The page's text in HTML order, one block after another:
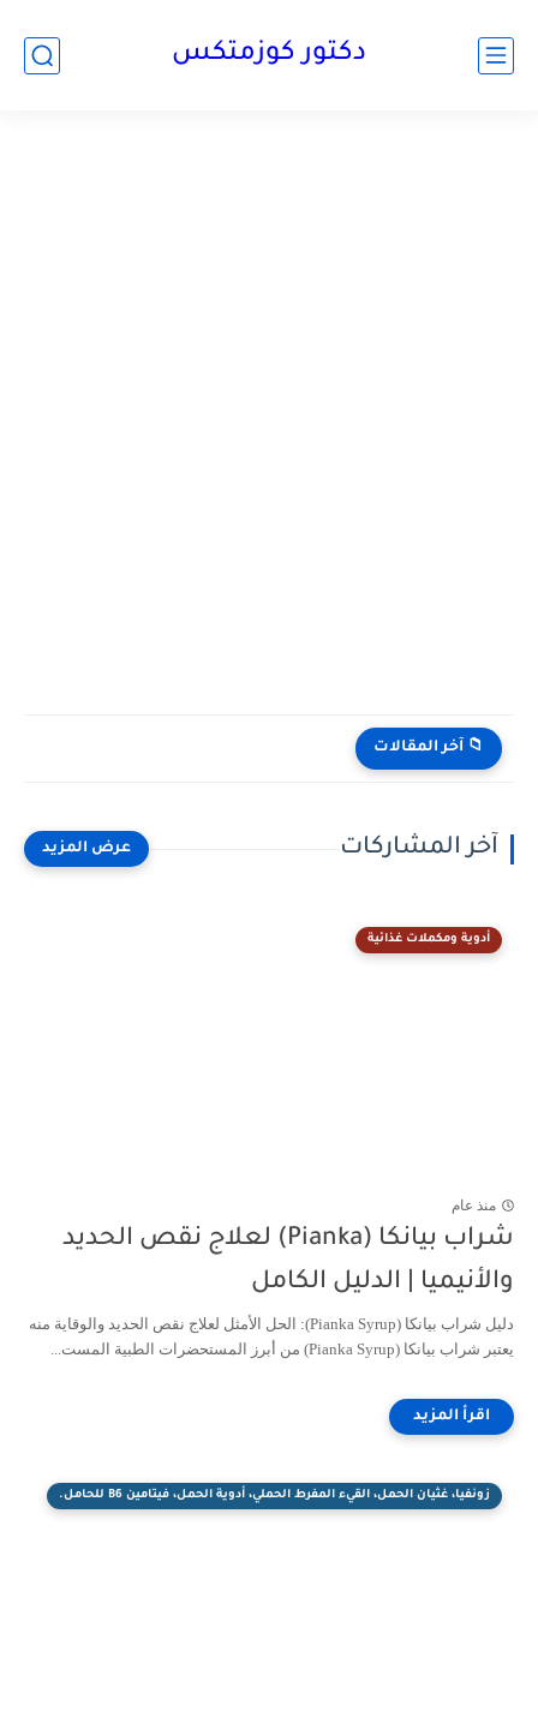
دكتور كوزمتكس
📁 آخر المقالات
آخر المشاركات
أدوية ومكملات غذائية
منذ عام
شراب بيانكا (Pianka) لعلاج نقص الحديد
والأنيميا | الدليل الكامل
دليل شراب بيانكا (Pianka Syrup): الحل الأمثل لعلاج نقص الحديد والوقاية منه
يعتبر شراب بيانكا (Pianka Syrup) من أبرز المستحضرات الطبية المست...
زونفيا، غثيان الحمل، القيء المفرط الحملي، أدوية الحمل، فيتامين B6 للحامل.